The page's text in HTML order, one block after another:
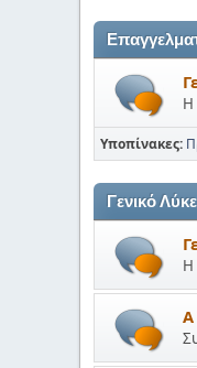
Η
Υποπίνακες
Γενικό
Η